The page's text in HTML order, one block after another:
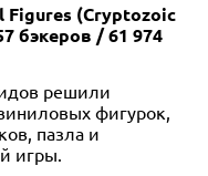
Figures (Cryptozoic
бэкеров / 61 974
решили
фигурок,
пазла и
игры.